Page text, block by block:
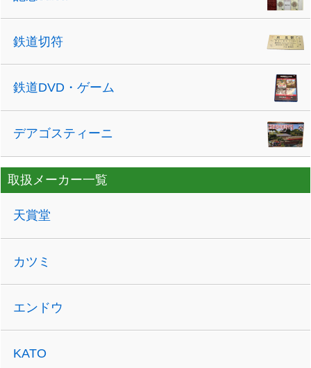
鉄道切符
鉄道DVD・ゲーム
デアゴスティーニ
取扱メーカー一覧
天賞堂
カツミ
エンドウ
KATO